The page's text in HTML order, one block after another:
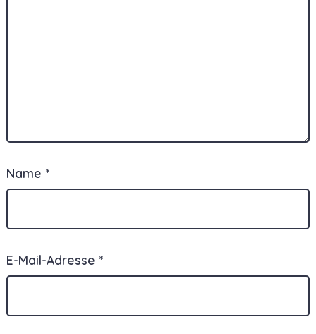
Name *
E-Mail-Adresse *